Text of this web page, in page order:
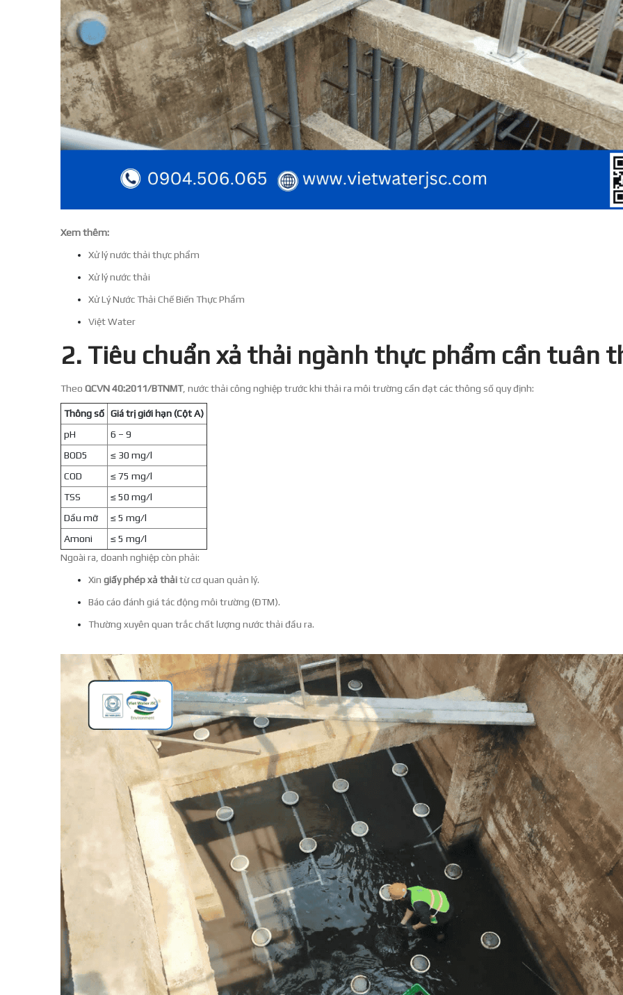
Xem thêm:
Xử lý nước thải thực phẩm
Xử lý nước thải
Xử Lý Nước Thải Chế Biến Thực Phẩm
Việt Water
2. Tiêu chuẩn xả thải ngành thực phẩm cần tuân
Theo QCVN 40:2011/BTNMT, nước thải công nghiệp trước khi thải ra môi trường cần đạt các thông số quy định:
Thông số Giá trị giới hạn (Cột A)
pH
6 – 9
BOD5
≤ 30 mg/l
COD
≤ 75 mg/l
TSS
≤ 50 mg/l
Dầu mỡ
≤ 5 mg/l
Amoni
≤ 5 mg/l
Ngoài ra, doanh nghiệp còn phải:
Xin giấy phép xả thảitừ cơ quan quản lý.
Báo cáo đánh giá tác động môi trường (ĐTM).
Thường xuyên quan trắc chất lượng nước thải đầu ra.